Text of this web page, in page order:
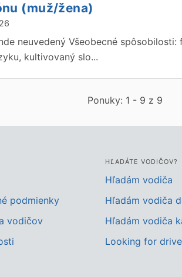
(muž/žena)
neuvedený Všeobecné
kultivovaný slo...
Ponuky: 1 - 9 z 9
podmienky
vodičov
HĽADÁTE VODIČOV?
Hľadám vodiča
Hľadám vodiča
Hľadám vodiča
Looking for